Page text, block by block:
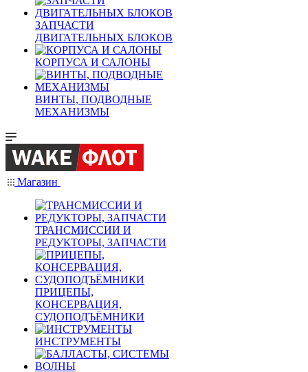
ЗАПЧАСТИ
ДВИГАТЕЛЬНЫХ БЛОКОВ
КОРПУСА И САЛОНЫ
ВИНТЫ, ПОДВОДНЫЕ
МЕХАНИЗМЫ
Магазин
ТРАНСМИССИИ И
РЕДУКТОРЫ, ЗАПЧАСТИ
ПРИЦЕПЫ,
КОНСЕРВАЦИЯ,
СУДОПОДЪЁМНИКИ
ИНСТРУМЕНТЫ